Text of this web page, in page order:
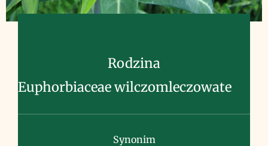
Rodzina
Euphorbiaceae wilczomleczowate
Synonim